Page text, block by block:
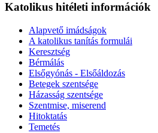
Katolikus hitéleti információk
Alapvető imádságok
A katolikus tanítás formulái
Keresztség
Bérmálás
Elsőgyónás - Elsőáldozás
Betegek szentsége
Házasság szentsége
Szentmise, miserend
Hitoktatás
Temetés